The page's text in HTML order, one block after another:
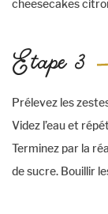
cheesecakes
Etape 3
Prélevez les
Videz l’eau et
Terminez par la
de sucre. Bouillir